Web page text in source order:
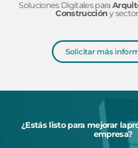
Soluciones Digitales para
Construcción y
Solicitar más
¿Estás listo para mejorar
empresa?